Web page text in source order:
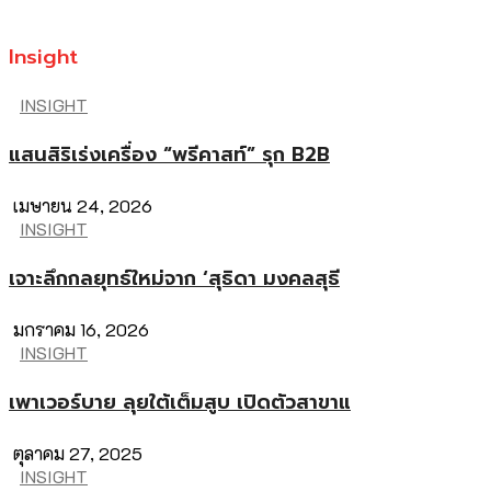
Insight
INSIGHT
แสนสิริเร่งเครื่อง “พรีคาสท์” รุก B2B
เมษายน 24, 2026
INSIGHT
เจาะลึกกลยุทธ์ใหม่จาก ‘สุธิดา มงคลสุธี
มกราคม 16, 2026
INSIGHT
เพาเวอร์บาย ลุยใต้เต็มสูบ เปิดตัวสาขาแ
ตุลาคม 27, 2025
INSIGHT